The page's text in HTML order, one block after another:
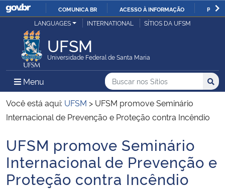
IR
COMUNICA BR ACESSO À INFORMAÇÃO
Ministério da Justiça e Segurança Pública
Ministério da Defesa
Ministério das Relações Exteriores
Ministério da Infraestrutura
Ministério da Agricultura, Pecuária e Abastecimento
LANGUAGES INTERNATIONAL SÍTIOS DA UFSM
UFSM
Universidade Federal de Santa Maria
Menu Menu Principal do Sítio
Busca
Buscar no nos Sítios
Busca:
Você está aqui: UFSM > UFSM promove Seminário
Internacional de Prevenção e Proteção contra Incêndio
Início do conteúdo
UFSM promove Seminário
Internacional de Prevenção e
Proteção contra Incêndio